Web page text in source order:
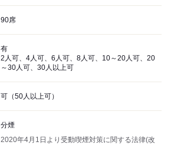
90席
有
2人可、4人可、6人可、8人可、10～20人可、20
～30人可、30人以上可
可（50人以上可）
分煙
2020年4月1日より受動喫煙対策に関する法律(改